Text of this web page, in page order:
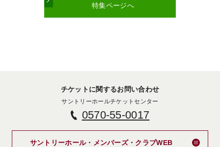
特集ページへ
チケットに関するお問い合わせ
サントリーホールチケットセンター
0570-55-0017
サントリーホール・メンバーズ・クラブWEB